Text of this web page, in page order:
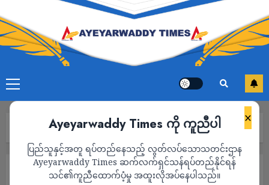
×
Ayeyarwaddy Times ကို ကူညီပါ
ပြည်သူနှင့်အတူ ရပ်တည်နေသည့် လွတ်လပ်သောသတင်းဌာန
Ayeyarwaddy Times ဆက်လက်ရှင်သန်ရပ်တည်နိုင်ရန်
သင်၏ကူညီထောက်ပံ့မှု အထူးလိုအပ်နေပါသည်။
“စုစည်းညီညွတ်ချိန် တန်ပြီ”